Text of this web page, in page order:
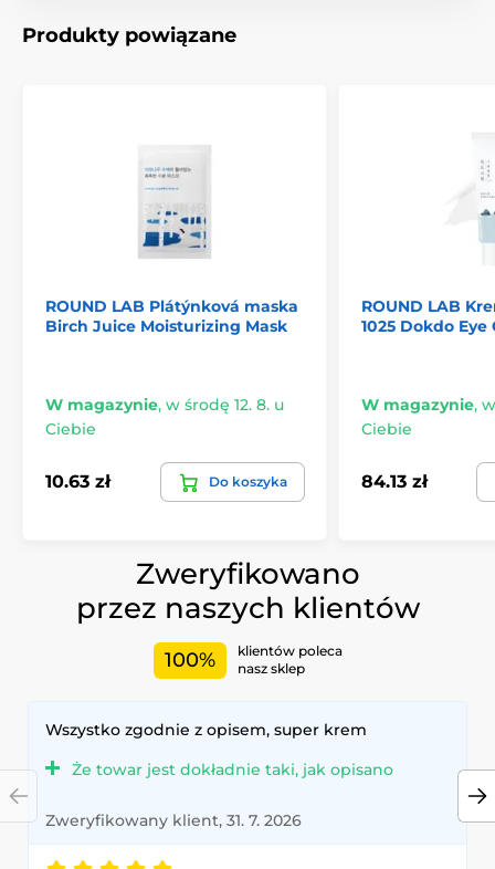
Produkty powiązane
ROUND LAB Plátýnková maska
Birch Juice Moisturizing Mask
W magazynie, w środę 12. 8. u
Ciebie
10.63 zł Do koszyka
ROUND LAB
1025 Dokdo
W magazynie,
Ciebie
84.13 zł
Zweryfikowano
przez naszych klientów
100%
klientów poleca
nasz sklep
Wszystko zgodnie z opisem, super krem
Że towar jest dokładnie taki, jak opisano
Zweryfikowany klient, 31. 7. 2026